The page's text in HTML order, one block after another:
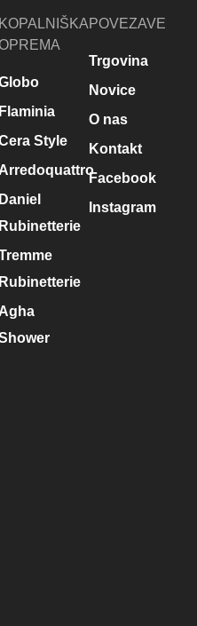
KOPALNIŠKA
Flaminia
Style
Arredoquattro
Daniel
Rubinetterie
Rubinetterie
Agha
POVEZAVE
Trgovina
Novice
O nas
Kontakt
Facebook
Instagram